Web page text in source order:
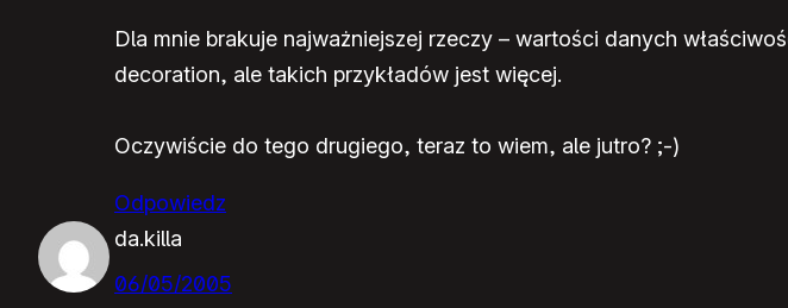
Dla mnie brakuje najważniejszej rzeczy – wartości danych
decoration, ale takich przykładów jest więcej.
Oczywiście do tego drugiego, teraz to wiem, ale jutro? ;-)
Odpowiedz
da.killa
06/05/2005